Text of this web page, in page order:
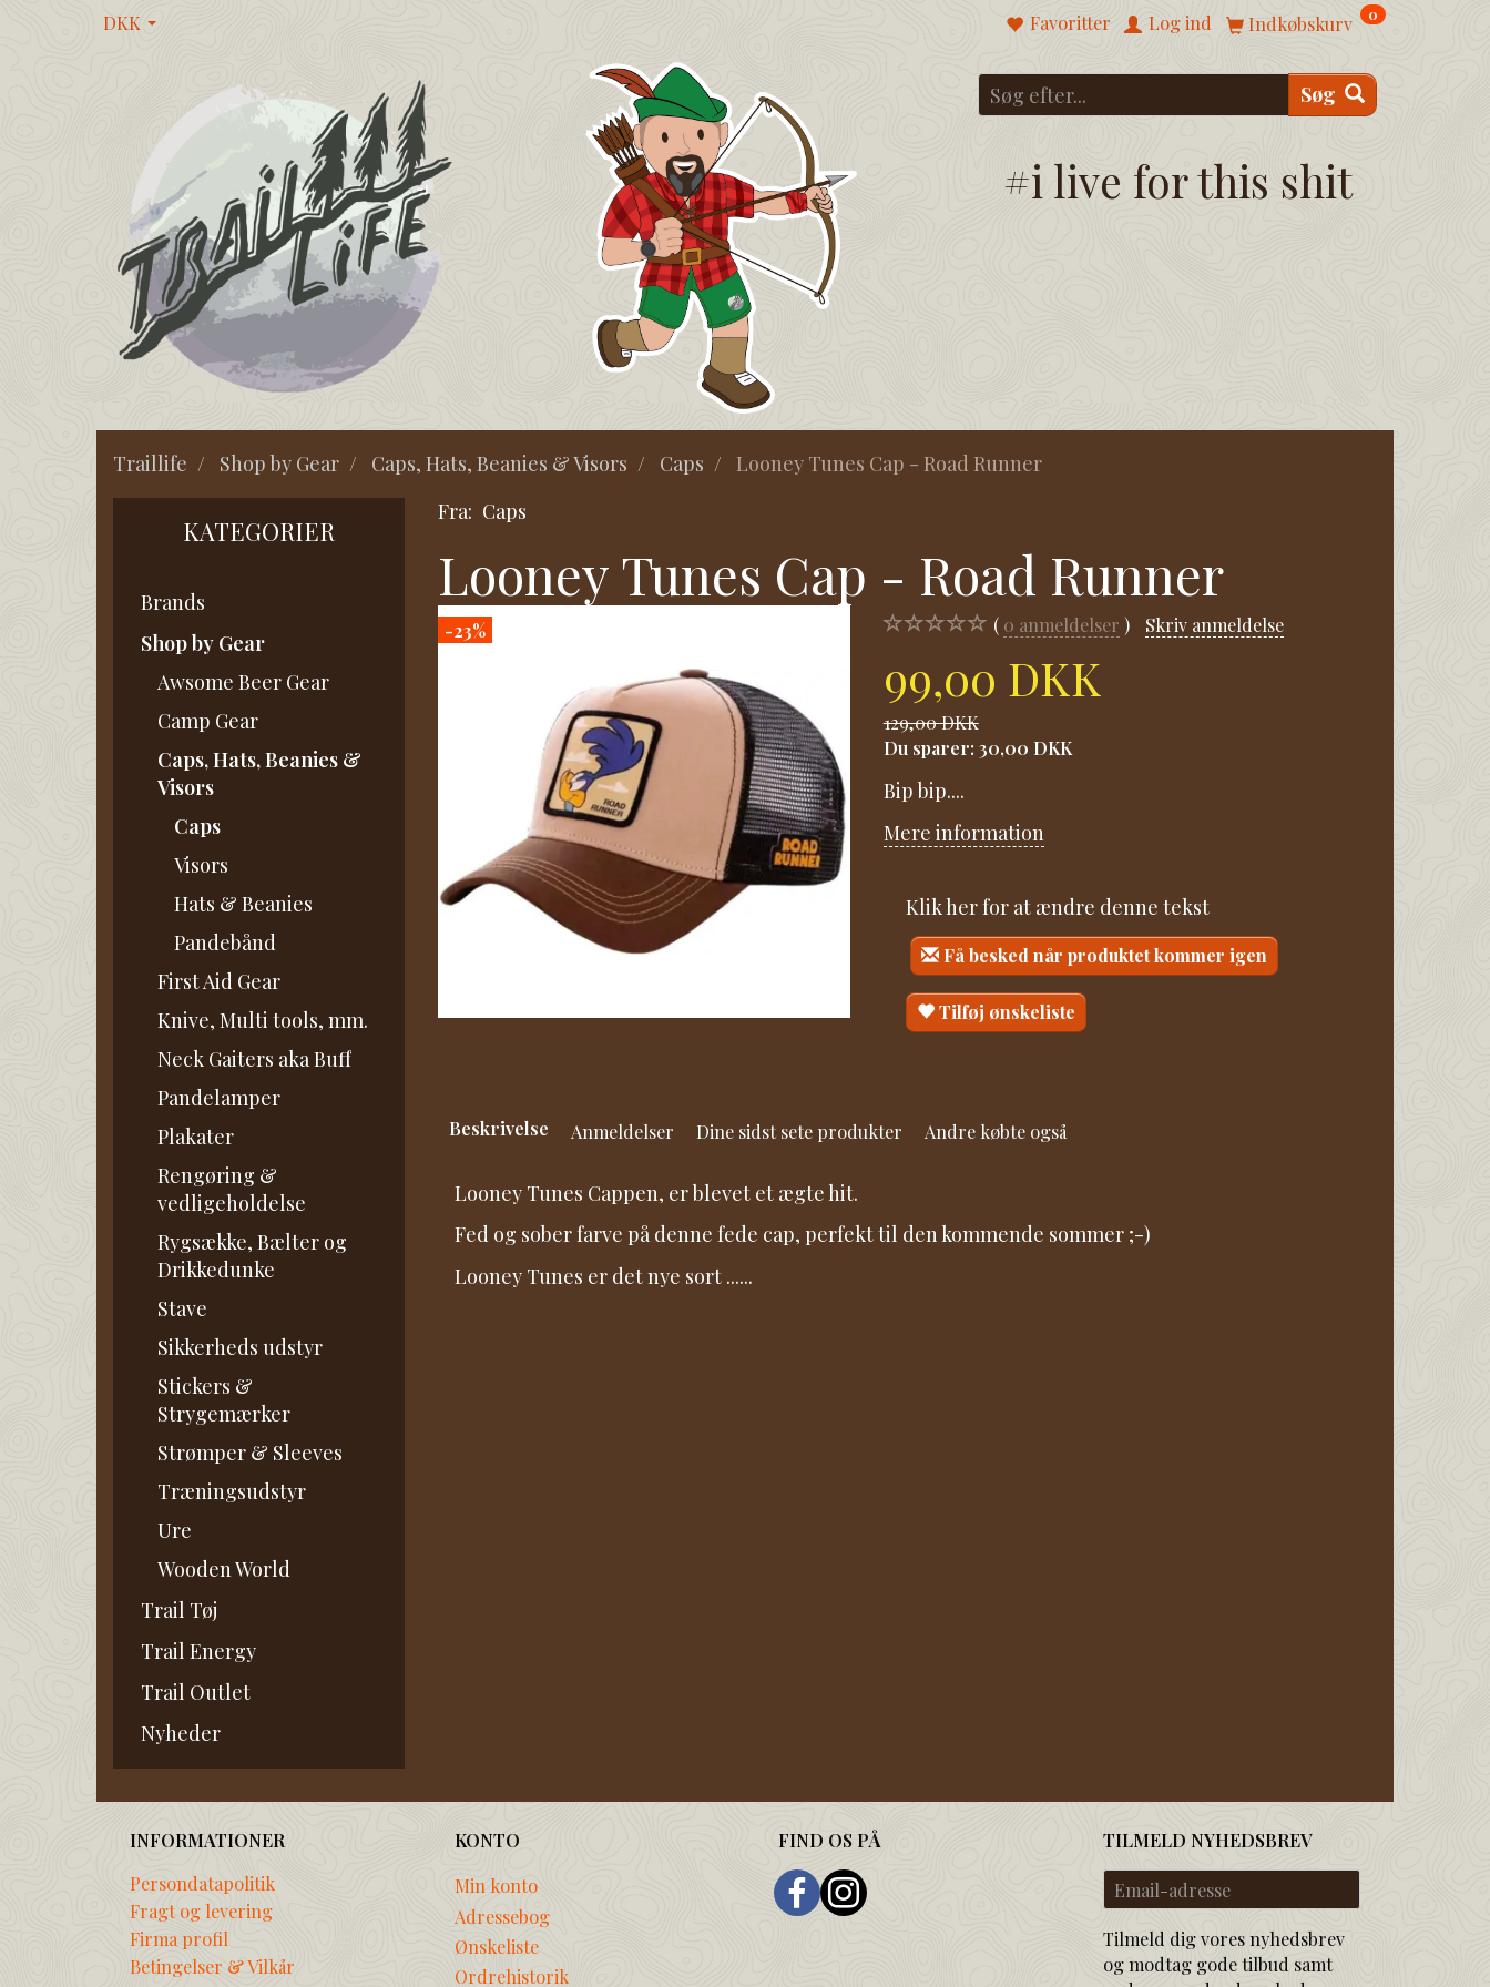
DKK Indkøbskurv 0
Favoritter Log ind
Søg
#i live for this shit
Traillife Shop by Gear Caps, Hats, Beanies & Visors Caps Looney Tunes Cap - Road Runner
KATEGORIER
Brands
Shop by Gear
Awsome Beer Gear
Camp Gear
Caps, Hats, Beanies &
Visors
Caps
Visors
Hats & Beanies
Pandebånd
First Aid Gear
Knive, Multi tools, mm.
Neck Gaiters aka Buff
Pandelamper
Plakater
Rengøring &
vedligeholdelse
Rygsække, Bælter og
Drikkedunke
Stave
Sikkerheds udstyr
Stickers &
Strygemærker
Strømper & Sleeves
Træningsudstyr
Ure
Wooden World
Trail Tøj
Trail Energy
Trail Outlet
Nyheder
Fra: Caps
Looney Tunes Cap - Road Runner
-23% 0 anmeldelser Skriv anmeldelse
99,00 DKK
129,00 DKK
Du sparer: 30,00 DKK
Bip bip....
Mere information
Klik her for at ændre denne tekst
Få besked når produktet kommer igen
Tilføj ønskeliste
Beskrivelse Anmeldelser Dine sidst sete produkter Andre købte også
Looney Tunes Cappen, er blevet et ægte hit.
Fed og sober farve på denne fede cap, perfekt til den kommende sommer ;-)
Looney Tunes er det nye sort ......
INFORMATIONER
Persondatapolitik
Fragt og levering
Firma profil
Betingelser & Vilkår
KONTO
Min konto
Adressebog
Ønskeliste
Ordrehistorik
FIND OS PÅ
TILMELD NYHEDSBREV
Email-
adresse
Tilmeld dig vores nyhedsbrev
og modtag gode tilbud samt